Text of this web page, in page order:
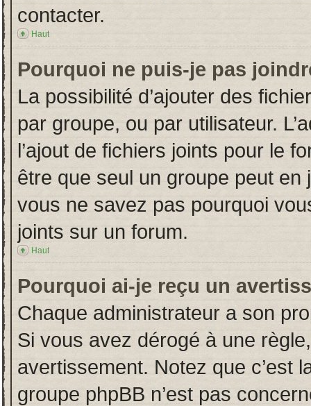
contacter.
Haut
Pourquoi ne puis-je pas
La possibilité d’ajouter des
par groupe, ou par utilisateur.
l’ajout de fichiers joints pour le
être que seul un groupe peut en
vous ne savez pas pourquoi
joints sur un forum.
Haut
Pourquoi ai-je reçu un
Chaque administrateur a son
Si vous avez dérogé à une
avertissement. Notez que c’est
groupe phpBB n’est pas